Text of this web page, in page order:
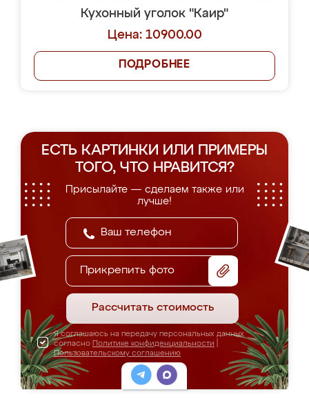
Кухонный уголок "Каир"
Цена: 10900.00
ПОДРОБНЕЕ
ЕСТЬ КАРТИНКИ ИЛИ ПРИМЕРЫ
ТОГО, ЧТО НРАВИТСЯ?
Присылайте — сделаем также или
лучше!
Прикрепить фото
Рассчитать стоимость
Я соглашаюсь на передачу персональных данных
согласно Политике конфиденциальности
Пользовательскому соглашению